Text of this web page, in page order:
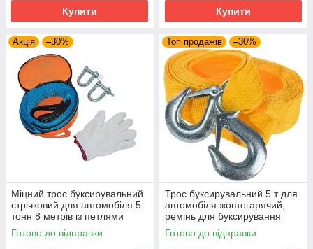
Купити Купити
Акція –30%
Міцний трос буксирувальний
стрічковий для автомобіля 5
тонн 8 метрів із петлями
Jianyan
Готово до відправки
Топ продажів –30%
Трос буксирувальний 5 т для
автомобіля жовтогарячий,
ремінь для буксирування
авто 65 мм 4 м із двома
гаками
Готово до відправки